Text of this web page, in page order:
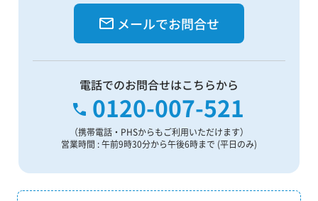
メールでお問合せ
電話でのお問合せはこちらから
0120-007-521
（携帯電話・PHSからもご利用いただけます）
営業時間 : 午前9時30分から午後6時まで (平日のみ)